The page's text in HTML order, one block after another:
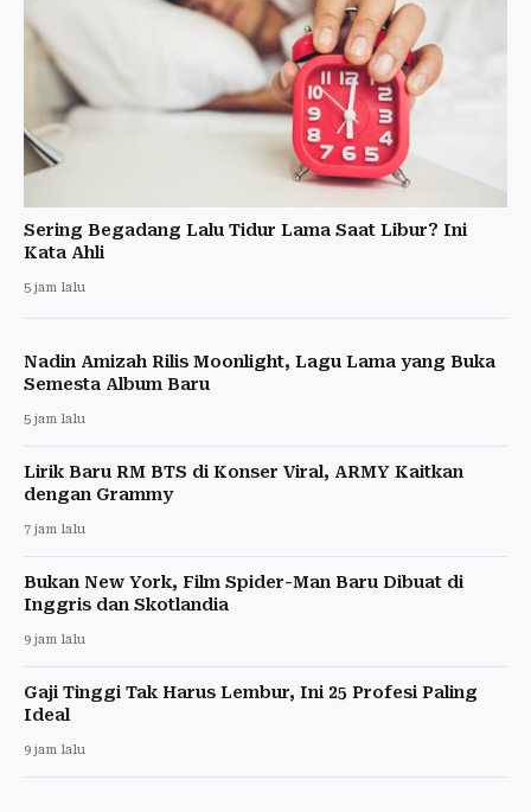
Sering Begadang Lalu Tidur Lama Saat Libur? Ini
Kata Ahli
5 jam lalu
Nadin Amizah Rilis Moonlight, Lagu Lama yang Buka
Semesta Album Baru
5 jam lalu
Lirik Baru RM BTS di Konser Viral, ARMY Kaitkan
dengan Grammy
7 jam lalu
Bukan New York, Film Spider-Man Baru Dibuat di
Inggris dan Skotlandia
9 jam lalu
Gaji Tinggi Tak Harus Lembur, Ini 25 Profesi Paling
Ideal
9 jam lalu